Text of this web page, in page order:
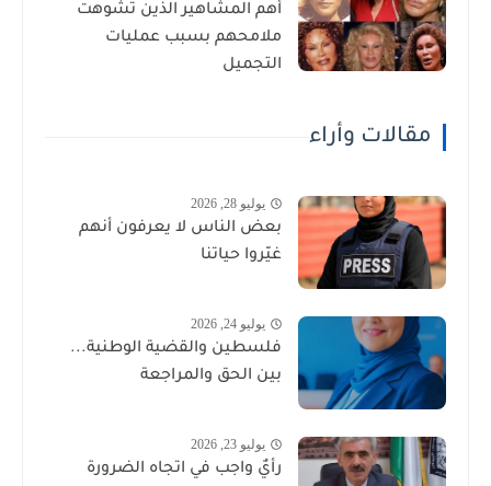
أهم المشاهير الذين تشوهت
ملامحهم بسبب عمليات
التجميل
مقالات وأراء
يوليو 28, 2026
بعض الناس لا يعرفون أنهم
غيّروا حياتنا
يوليو 24, 2026
فلسطين والقضية الوطنية...
بين الحق والمراجعة
يوليو 23, 2026
رأيٌ واجب في اتجاه الضرورة